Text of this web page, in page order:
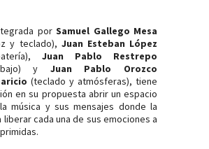
por Samuel Gallego Mesa
y teclado), Juan Esteban López
Juan Pablo Restrepo
y Juan Pablo Orozco
(teclado y atmósferas), tiene
en su propuesta abrir un espacio
música y sus mensajes donde la
cada una de sus emociones a